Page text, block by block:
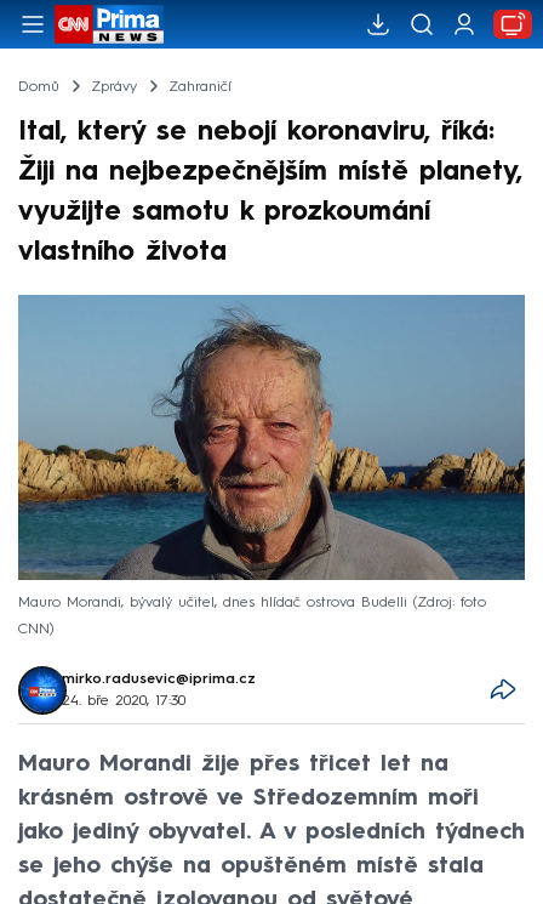
Domů Zprávy Zahraničí
Ital, který se nebojí koronaviru, říká:
Žiji na nejbezpečnějším místě planety,
využijte samotu k prozkoumání
vlastního života
Mauro Morandi, bývalý učitel, dnes hlídač ostrova Budelli
Zdroj: foto
CNN
mirko.radusevic@iprima.cz
24. bře 2020, 17:30
Mauro Morandi žije přes třicet let na
krásném ostrově ve Středozemním moři
jako jediný obyvatel. A v posledních týdnech
se jeho chýše na opuštěném místě stala